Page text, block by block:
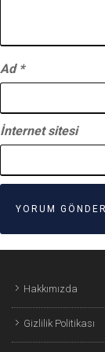
Ad *
İnternet sitesi
Hakkımızda
Gizlilik Politikası